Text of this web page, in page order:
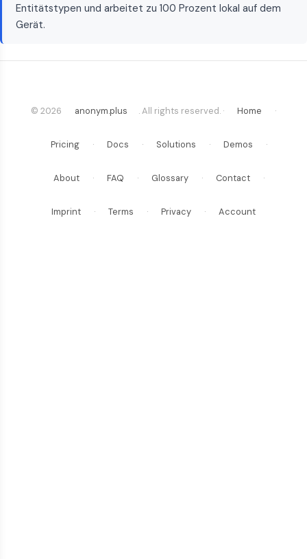
Entitätstypen und arbeitet zu 100 Prozent lokal auf dem
Gerät.
© 2026 anonym.plus . All rights reserved. · Home ·
Pricing · Docs · Solutions · Demos ·
About · FAQ · Glossary · Contact ·
Imprint · Terms · Privacy · Account